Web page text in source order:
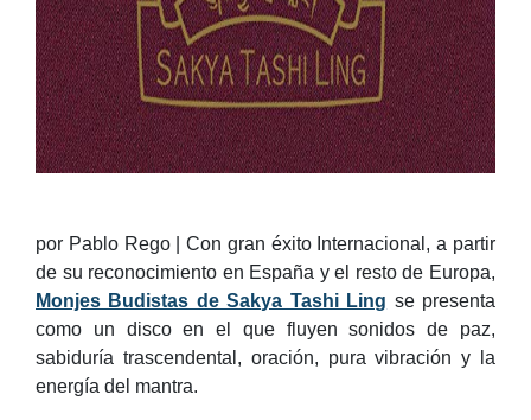
por Pablo Rego | Con gran éxito Internacional, a partir
de su reconocimiento en España y el resto de Europa,
Monjes Budistas de Sakya Tashi Ling se presenta
como un disco en el que fluyen sonidos de paz,
sabiduría trascendental, oración, pura vibración y la
energía del mantra.